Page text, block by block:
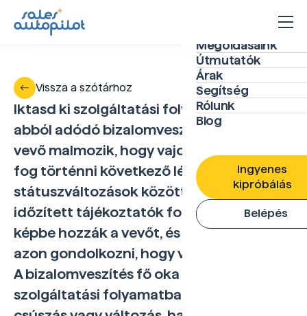
Megoldásaink
Útmutatók
Árak
Segítség
Rólunk
Blog
Ingyenes
kipróbálás
Belépés
Vissza a szótárhoz
Iktasd ki szolgáltatási folyamatodból az
abból adódó bizalomveszítést, hogy a
vevő malmozik, hogy vajon mi és mikor
fog történni következő lépésként. A
státuszváltozások között küldött
időzített tájékoztatók folyamatosan
képbe hozzák a vevőt, és nem kezd el
azon gondolkozni, hogy vajon eltűntél-e.
A bizalomveszítés fő oka nem a
szolgáltatási folyamatban történő